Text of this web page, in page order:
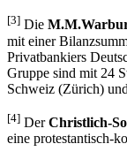
[3] Die
mit einer
Privatbankiers
Gruppe sind mit 24
Schweiz (Zürich)
[4] DerChristlich-
eine protestantisch-